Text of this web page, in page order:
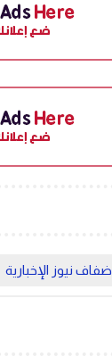
ضفاف نيوز الإخبارية